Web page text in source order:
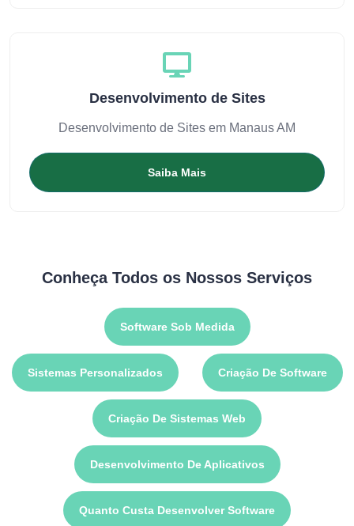
Desenvolvimento de Sites
Desenvolvimento de Sites em Manaus AM
Saiba Mais
Conheça Todos os Nossos Serviços
Software Sob Medida
Sistemas Personalizados Criação De Software
Criação De Sistemas Web
Desenvolvimento De Aplicativos
Quanto Custa Desenvolver Software